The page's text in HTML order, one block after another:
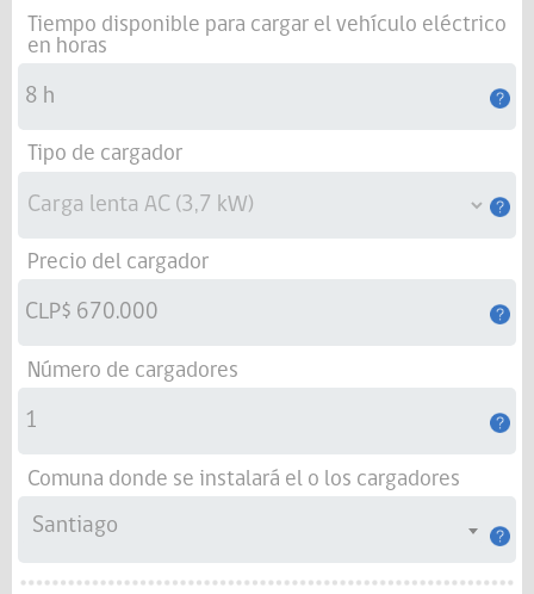
Tiempo disponible para cargar el vehículo eléctrico
en horas
Tipo de cargador
Precio del cargador
Número de cargadores
Comuna donde se instalará el o los cargadores
Santiago